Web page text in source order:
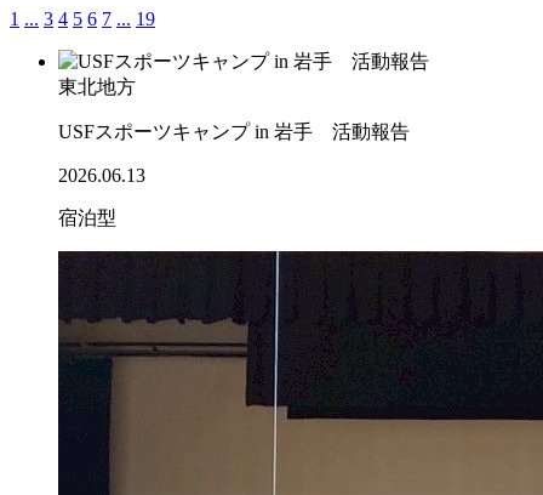
1 ... 3 4 5 6 7 ... 19
東北地方
USFスポーツキャンプ in 岩手 活動報告
2026.06.13
宿泊型